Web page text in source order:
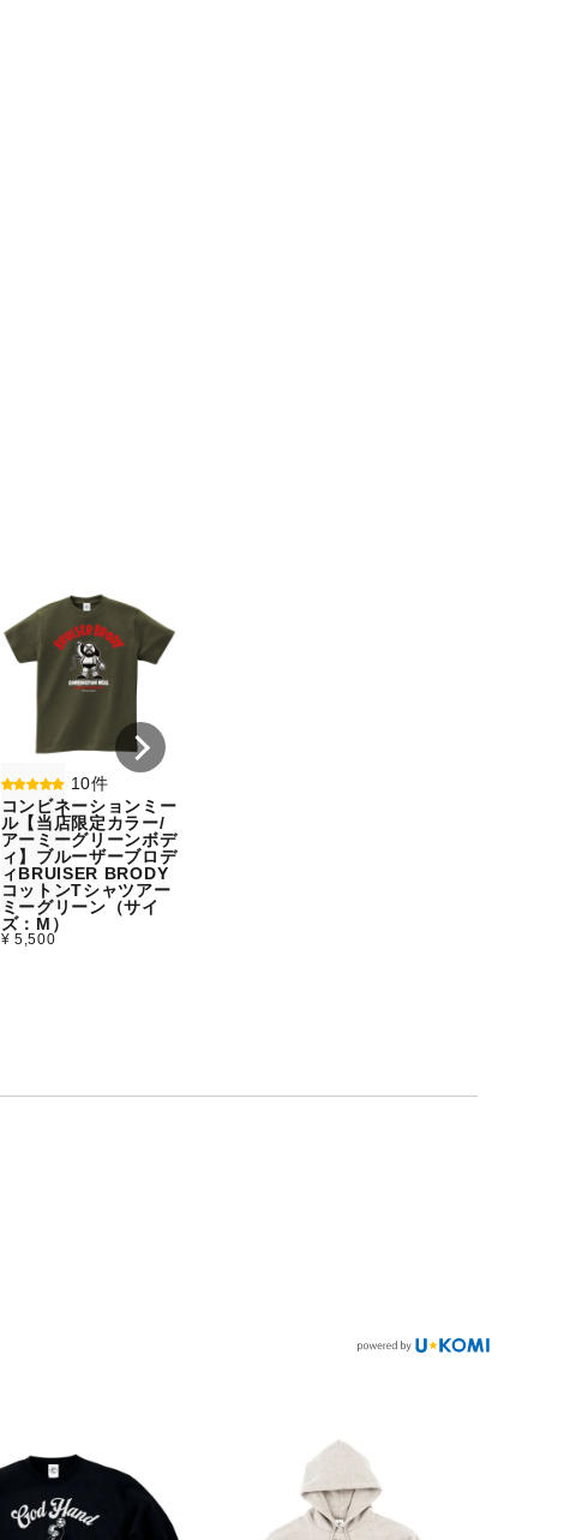
10件
コンビネーションミー
ル【当店限定カラー/
アーミーグリーンボデ
ィ】ブルーザーブロデ
ィBRUISER BRODY
コットンTシャツアー
ミーグリーン（サイ
ズ：M）
¥ 5,500